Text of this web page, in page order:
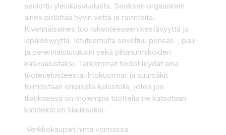
seulottu yleiskasvualusta. Seoksen orgaaninen
aines pidättää hyvin vettä ja ravinteita.
Kivennäisaines tuo rakenteeseen kestävyyttä ja
läpäisevyyttä. Istutusmulta soveltuu pensas-, puu-
ja perennaistutuksiin sekä pihanurmikoiden
kasvualustaksi. Tarkemmat tiedot löydät aina
tuoteselosteesta. Irtokuormat ja suursäkit
toimitetaan erilaisella kalustolla, joten jos
tilauksessa on molempia tuotteita ne katsotaan
kahdeksi eri tilaukseksi.
Verkkokaupan hinta voimassa